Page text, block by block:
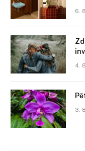
6.
4.
3.